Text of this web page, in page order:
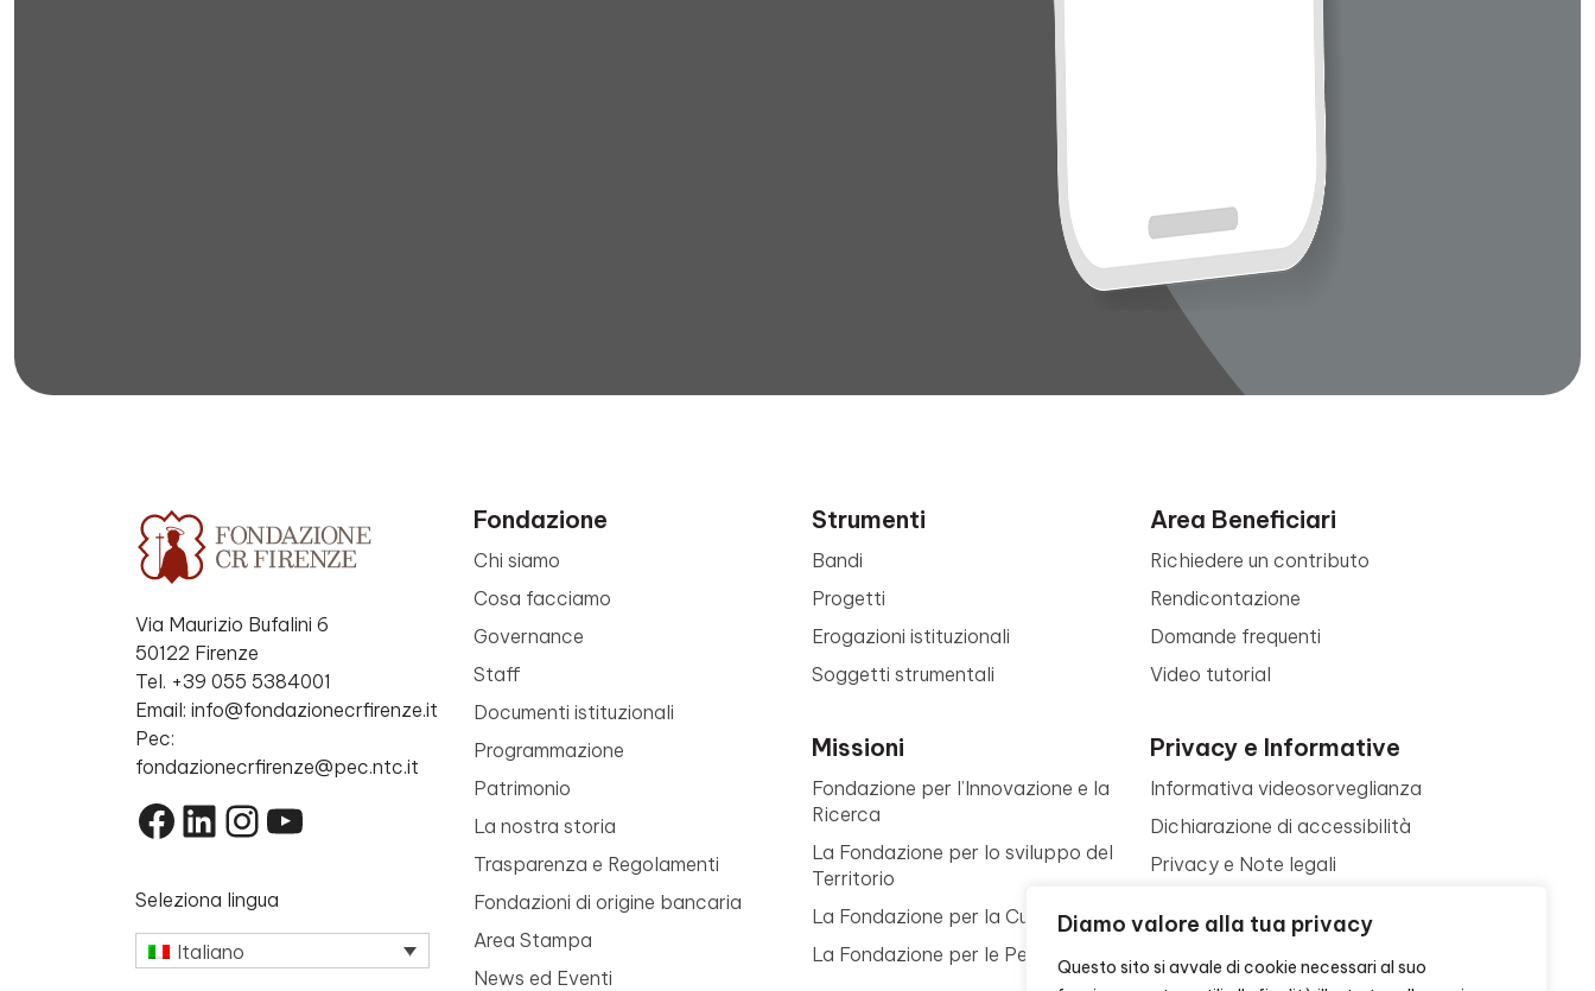
Diamo valore alla tua privacy
Questo sito si avvale di cookie necessari al suo
Via Maurizio Bufalini 6
50122 Firenze
Tel. +39 055 5384001
Email: info@fondazionecrfirenze.it
Pec:
fondazionecrfirenze@pec.ntc.it
Facebook
LinkedIn
Instagram
YouTube
Seleziona lingua
Italiano
Fondazione
Chi siamo
Cosa facciamo
Governance
Staff
Documenti istituzionali
Programmazione
Patrimonio
La nostra storia
Trasparenza e Regolamenti
Fondazioni di origine bancaria
Area Stampa
News ed Eventi
Strumenti
Bandi
Progetti
Erogazioni istituzionali
Soggetti strumentali
Missioni
Fondazione per l’Innovazione e la
Ricerca
La Fondazione per lo sviluppo del
Territorio
La Fondazione per la Cultura
La Fondazione per le Persone
Area Beneficiari
Richiedere un contributo
Rendicontazione
Domande frequenti
Video tutorial
Privacy e Informative
Informativa videosorveglianza
Dichiarazione di accessibilità
Privacy e Note legali
Contattaci